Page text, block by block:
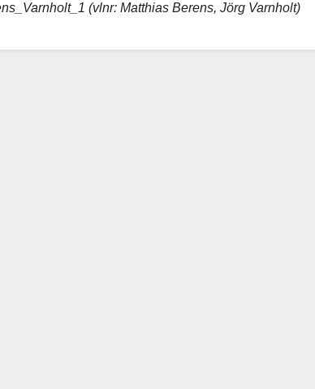
(vlnr: Matthias Berens, Jörg Varnholt)